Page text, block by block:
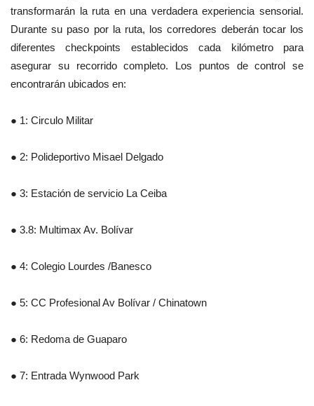
transformarán la ruta en una verdadera experiencia sensorial.
Durante su paso por la ruta, los corredores deberán tocar los
diferentes checkpoints establecidos cada kilómetro para
asegurar su recorrido completo. Los puntos de control se
encontrarán ubicados en:
● 1: Circulo Militar
● 2: Polideportivo Misael Delgado
● 3: Estación de servicio La Ceiba
● 3.8: Multimax Av. Bolívar
● 4: Colegio Lourdes /Banesco
● 5: CC Profesional Av Bolívar / Chinatown
● 6: Redoma de Guaparo
● 7: Entrada Wynwood Park